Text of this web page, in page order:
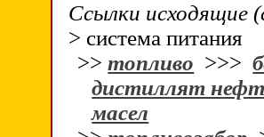
Ссылки исходящие
> система питания
>>топливо >>>
дистиллят
масел